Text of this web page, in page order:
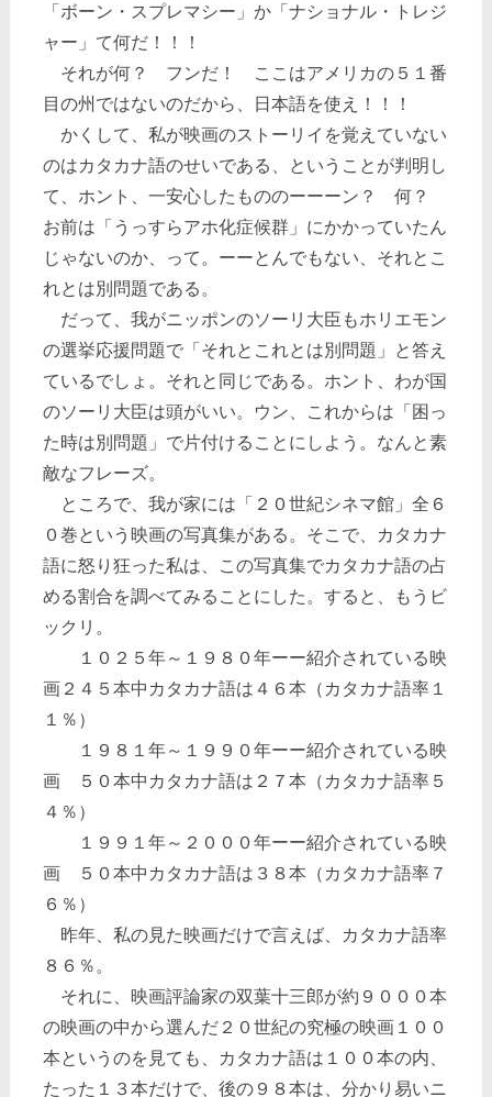
「ボーン・スプレマシー」か「ナショナル・トレジ
ャー」て何だ！！！
それが何？ フンだ！ ここはアメリカの５１番
目の州ではないのだから、日本語を使え！！！
かくして、私が映画のストーリイを覚えていない
のはカタカナ語のせいである、ということが判明し
て、ホント、一安心したもののーーーン？ 何？
お前は「うっすらアホ化症候群」にかかっていたん
じゃないのか、って。ーーとんでもない、それとこ
れとは別問題である。
だって、我がニッポンのソーリ大臣もホリエモン
の選挙応援問題で「それとこれとは別問題」と答え
ているでしょ。それと同じである。ホント、わが国
のソーリ大臣は頭がいい。ウン、これからは「困っ
た時は別問題」で片付けることにしよう。なんと素
敵なフレーズ。
ところで、我が家には「２０世紀シネマ館」全６
０巻という映画の写真集がある。そこで、カタカナ
語に怒り狂った私は、この写真集でカタカナ語の占
める割合を調べてみることにした。すると、もうビ
ックリ。
１０２５年～１９８０年ーー紹介されている映
画２４５本中カタカナ語は４６本（カタカナ語率１
１％）
１９８１年～１９９０年ーー紹介されている映
画 ５０本中カタカナ語は２７本（カタカナ語率５
４％）
１９９１年～２０００年ーー紹介されている映
画 ５０本中カタカナ語は３８本（カタカナ語率７
６％）
昨年、私の見た映画だけで言えば、カタカナ語率
８６％。
それに、映画評論家の双葉十三郎が約９０００本
の映画の中から選んだ２０世紀の究極の映画１００
本というのを見ても、カタカナ語は１００本の内、
たった１３本だけで、後の９８本は、分かり易いニ